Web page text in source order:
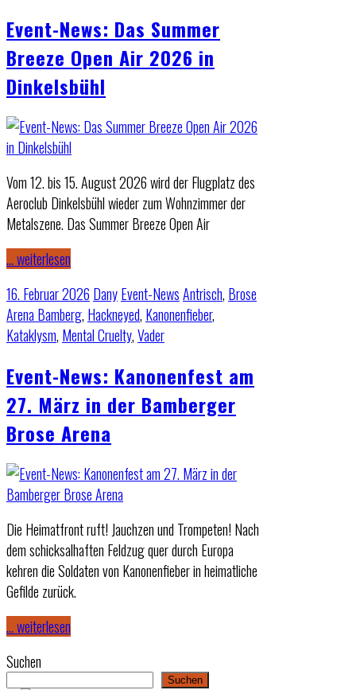
Event-News: Das Summer
Breeze Open Air 2026 in
Dinkelsbühl
Vom 12. bis 15. August 2026 wird der Flugplatz des
Aeroclub Dinkelsbühl wieder zum Wohnzimmer der
Metalszene. Das Summer Breeze Open Air
… weiterlesen
16. Februar 2026 DanyEvent-NewsAntrisch, Brose
Arena Bamberg, Hackneyed, Kanonenfieber,
Kataklysm, Mental Cruelty,Vader
Event-News: Kanonenfest am
27. März in der Bamberger
Brose Arena
Die Heimatfront ruft! Jauchzen und Trompeten! Nach
dem schicksalhaften Feldzug quer durch Europa
kehren die Soldaten von Kanonenfieber in heimatliche
Gefilde zurück.
… weiterlesen
Suchen
Suchen